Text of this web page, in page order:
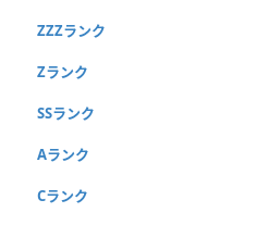
ZZZランク
Zランク
SSランク
Aランク
Cランク